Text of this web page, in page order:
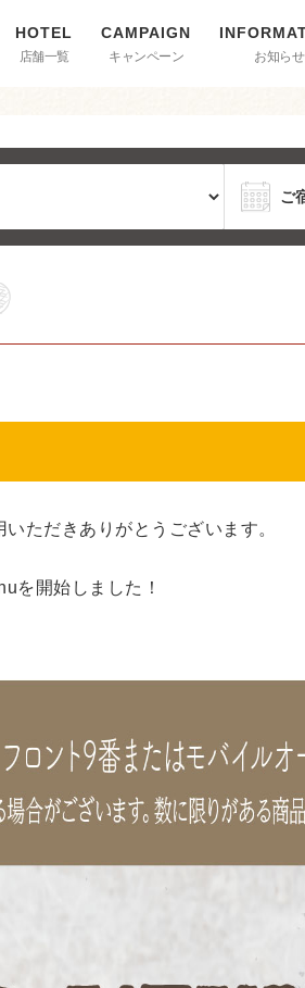
店舗一覧 キャンペーン お知らせ
ただきありがとうございます。
を開始しました！